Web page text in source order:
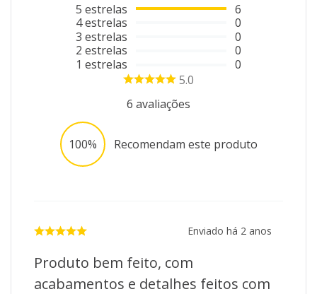
5 estrelas
4estrelas
3 estrelas
2 estrelas
1 estrelas
6
0
0
0
0
5.0
6 avaliações
100% Recomendam este produto
Enviado há 2 anos
Produto bem feito, com
acabamentos e detalhes feitos com